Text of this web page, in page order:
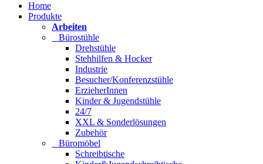
Home
Produkte
Arbeiten
Bürostühle
Drehstühle
Stehhilfen & Hocker
Industrie
Besucher/Konferenzstühle
ErzieherInnen
Kinder & Jugendstühle
24/7
XXL & Sonderlösungen
Zubehör
Büromöbel
Schreibtische